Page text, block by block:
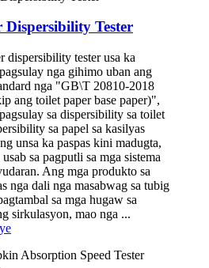
Dispersibility Tester
dispersibility tester usa ka
nga gihimo uban ang
nga "GB\T 20810-2018
ang toilet paper base paper)",
sa dispersibility sa toilet
sa papel sa kasilyas
unsa ka paspas kini madugta,
sa pagputli sa mga sistema
Ang mga produkto sa
nga dali nga masabwag sa tubig
sa mga hugaw sa
sirkulasyon, mao nga ...